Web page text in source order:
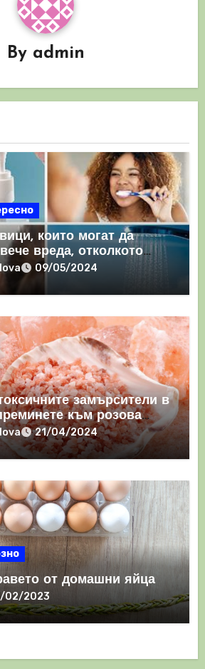
By admin
които могат да
вреда, отколкото
09/05/2024
замърсители в
към розова
21/04/2024
от домашни яйца
02/2023